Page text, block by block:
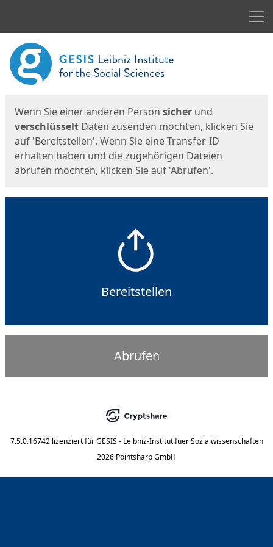
Start
Wenn Sie einer anderen Person sicher und
verschlüsselt Daten zusenden möchten, klicken Sie
auf 'Bereitstellen'. Wenn Sie eine Transfer-ID
erhalten haben und die zugehörigen Dateien
abrufen möchten, klicken Sie auf 'Abrufen'.
Bereitstellen
Abrufen
7.5.0.16742 lizenziert für GESIS - Leibniz-Institut fuer Sozialwissenschaften
2026 Pointsharp GmbH